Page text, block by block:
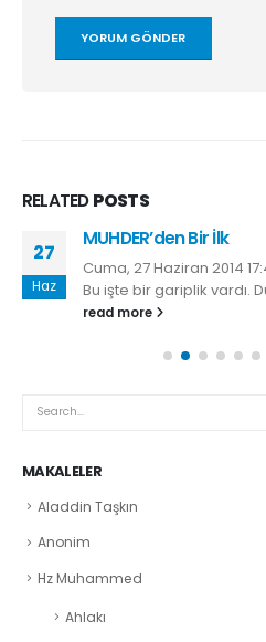
RELATEDPOSTS
27
Haz
MUHDER’den Bir İlk
Cuma, 27 Haziran 2014
Bu işte bir gariplik vardı.
read more
MAKALELER
Aladdin Taşkın
Anonim
Hz Muhammed
Ahlakı